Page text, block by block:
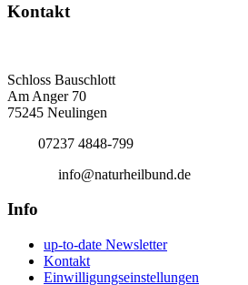
Kontakt
Schloss Bauschlott
Am Anger 70
75245 Neulingen
07237 4848-799
info@naturheilbund.de
Info
up-to-date Newsletter
Kontakt
Einwilligungseinstellungen